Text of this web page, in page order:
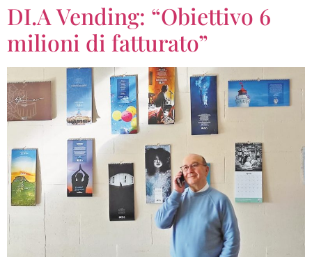
DI.A Vending: “Obiettivo 6
milioni di fatturato”